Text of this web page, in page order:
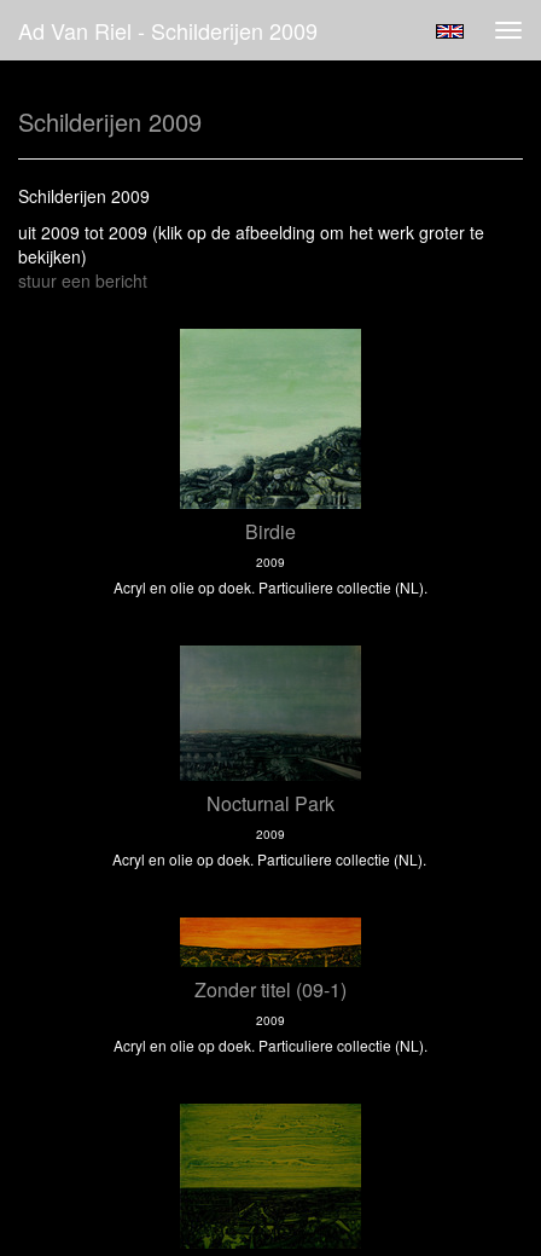
Ad Van Riel - Schilderijen 2009
Schilderijen 2009
Schilderijen 2009
uit 2009 tot 2009 (klik op de afbeelding om het werk groter te
bekijken)
stuur een bericht
Birdie
2009
Acryl en olie op doek. Particuliere collectie (NL).
Nocturnal Park
2009
Acryl en olie op doek. Particuliere collectie (NL).
Zonder titel (09-1)
2009
Acryl en olie op doek. Particuliere collectie (NL).